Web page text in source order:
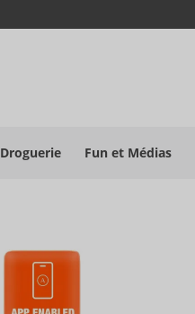
Droguerie Fun et Médias